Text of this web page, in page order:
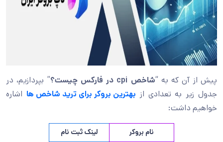
پیش از آن که به “شاخص cpi در فارکس چیست؟
” بپردازیم، در
جدول زیر به تعدادی از بهترین بروکر برای ترید شاخص ها اشاره
خواهیم داشت:
نام بروکر لینک ثبت نام